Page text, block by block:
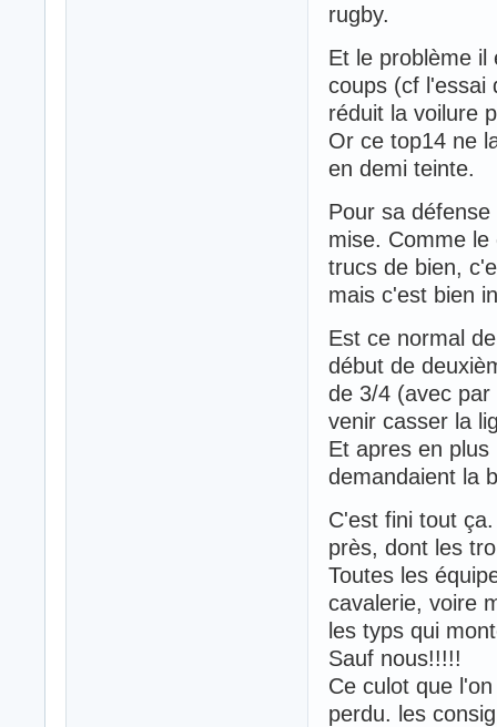
rugby.
Et le problème il
coups (cf l'essai
réduit la voilure
Or ce top14 ne
en demi teinte.
Pour sa
mise. Comme
trucs de bien,
mais c'est bien
Est ce normal
début de
de 3/4 (avec par
venir casser la
Et apres en
demandaient la
C'est fini tout
près, dont les
Toutes les
cavalerie, voire
les typs qui
Sauf nous!!!!!
Ce culot que
perdu. les